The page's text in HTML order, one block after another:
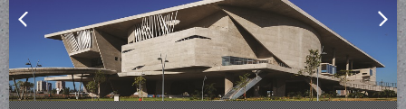
PROGRAMAÇÃO
ARTE E CONHECIMENTO